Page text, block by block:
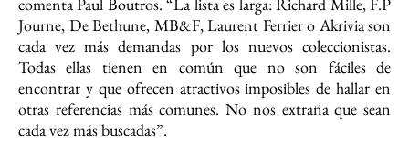
Journe, De Bethune, MB&F, Laurent Ferrier o Akrivia son
cada vez más demandas por los nuevos coleccionistas.
Todas ellas tienen en común que no son fáciles de
encontrar y que ofrecen atractivos imposibles de hallar en
otras referencias más comunes. No nos extraña que sean
cada vez más buscadas”.